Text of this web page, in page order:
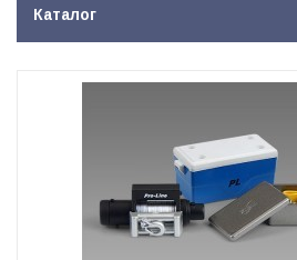
Каталог